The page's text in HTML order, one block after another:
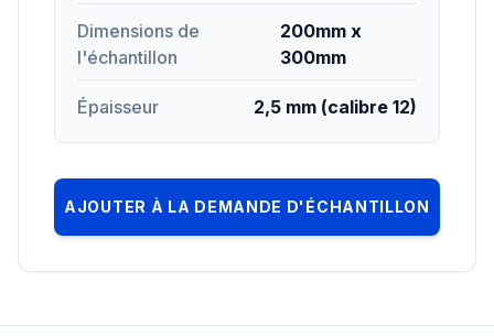
Dimensions de
l'échantillon
200mm x
300mm
Épaisseur 2,5 mm (calibre 12)
AJOUTER À LA DEMANDE D'ÉCHANTILLON